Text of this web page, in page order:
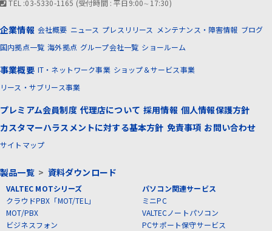
TEL :03-5330-1165 (受付時間 : 平日9:00∼17:30)
企業情報 会社概要 ニュース プレスリリース メンテナンス・障害情報 ブログ
国内拠点一覧 海外拠点 グループ会社一覧 ショールーム
事業概要 IT・ネットワーク事業 ショップ＆サービス事業
リース・サブリース事業
プレミアム会員制度 代理店について 採用情報 個人情報保護方針
カスタマーハラスメントに対する基本方針 免責事項 お問い合わせ
サイトマップ
製品一覧> 資料ダウンロード
VALTEC MOTシリーズ
クラウドPBX「MOT/TEL」
MOT/PBX
ビジネスフォン
パソコン関連サービス
ミニPC
VALTECノートパソコン
PCサポート保守サービス